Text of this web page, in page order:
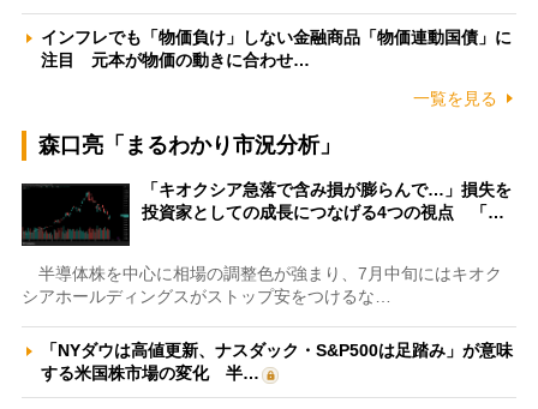
インフレでも「物価負け」しない金融商品「物価連動国債」に
注目 元本が物価の動きに合わせ…
一覧を見る
森口亮「まるわかり市況分析」
「キオクシア急落で含み損が膨らんで…」損失を
投資家としての成長につなげる4つの視点 「…
半導体株を中心に相場の調整色が強まり、7月中旬にはキオク
シアホールディングスがストップ安をつけるな…
「NYダウは高値更新、ナスダック・S&P500は足踏み」が意味
する米国株市場の変化 半…